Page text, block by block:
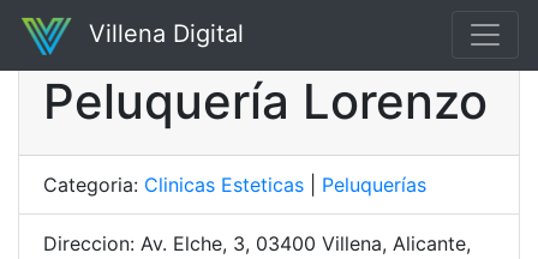
Villena Digital
Peluquería Lorenzo
Categoria: Clinicas Esteticas Peluquerías
Direccion: Av. Elche, 3, 03400 Villena, Alicante,